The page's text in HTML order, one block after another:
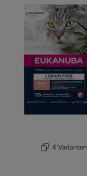
4 Varianten